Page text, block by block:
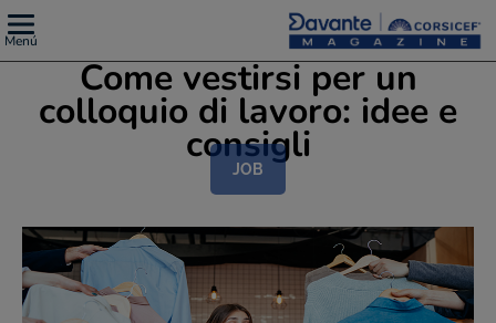
Menú
Come vestirsi per un
colloquio di lavoro: idee e
consigli
JOB